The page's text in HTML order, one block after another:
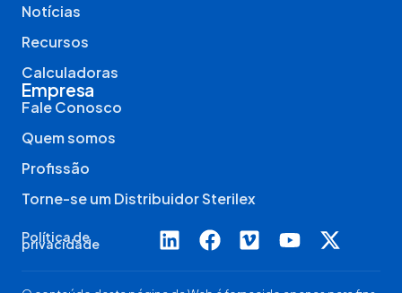
Notícias
Recursos
Calculadoras
Empresa
Fale Conosco
Quem somos
Profissão
Torne-se um Distribuidor Sterilex
Política de
privacidade